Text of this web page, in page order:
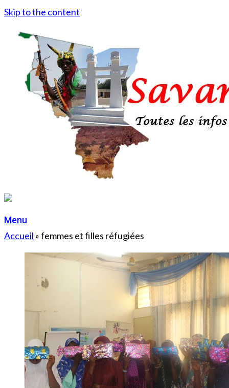
Skip to the content
Menu
Accueil »femmes et filles réfugiées